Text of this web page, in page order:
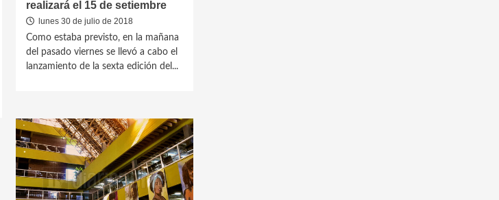
realizará el 15 de setiembre
lunes 30 de julio de 2018
Como estaba previsto, en la mañana
del pasado viernes se llevó a cabo el
lanzamiento de la sexta edición del...